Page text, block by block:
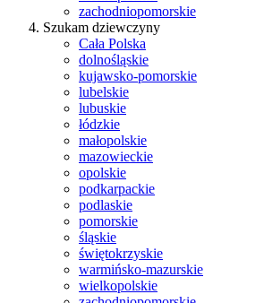
zachodniopomorskie
Szukam dziewczyny
Cała Polska
dolnośląskie
kujawsko-pomorskie
lubelskie
lubuskie
łódzkie
małopolskie
mazowieckie
opolskie
podkarpackie
podlaskie
pomorskie
śląskie
świętokrzyskie
warmińsko-mazurskie
wielkopolskie